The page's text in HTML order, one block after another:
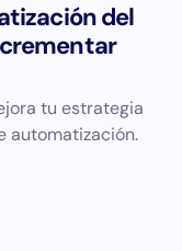
del
tu estrategia
automatización.